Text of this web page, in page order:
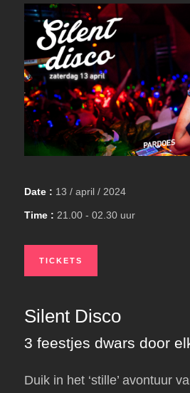
Date : 13 / april / 2024
Time : 21.00 - 02.30 uur
TICKETS
Silent Disco
3 feestjes dwars door
Duik in het ‘stille’ avontuur